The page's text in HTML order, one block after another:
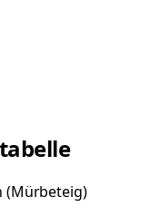
(Mürbeteig)